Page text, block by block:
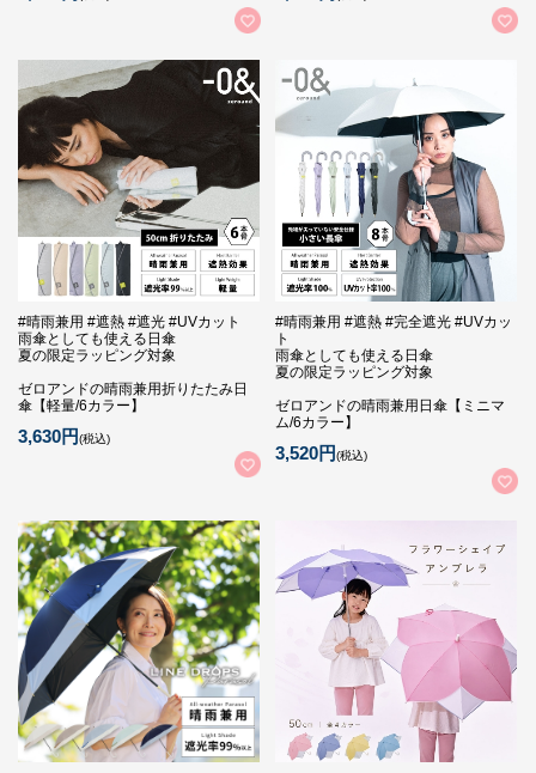
#晴雨兼用 #遮熱 #遮光 #UVカット
雨傘としても使える日傘
夏の限定ラッピング対象
ゼロアンドの晴雨兼用折りたたみ日
傘【軽量/6カラー】
3,630円(税込)
#晴雨兼用 #遮熱 #完全遮光 #UVカッ
ト
雨傘としても使える日傘
夏の限定ラッピング対象
ゼロアンドの晴雨兼用日傘【ミニマ
ム/6カラー】
3,520円(税込)